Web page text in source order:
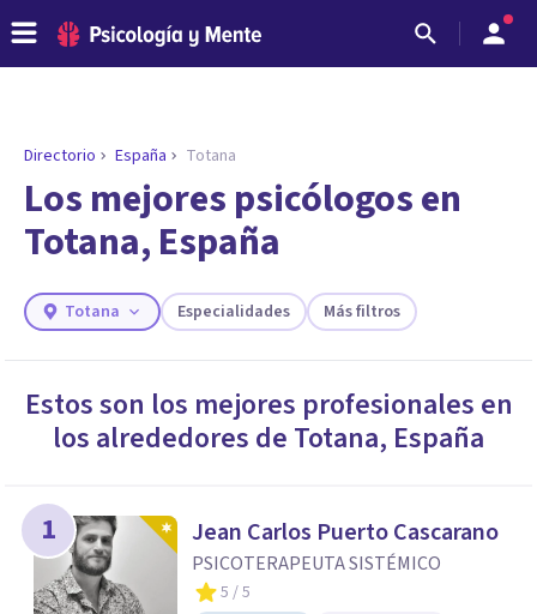
ENCONTRAR MI TERAPEUTA
¿Necesitas ayuda para encontrar el
psicólogo adecuado?
Responde a unas breves preguntas y te ofreceremos
necesidades.
Directorio España Totana
Los mejores psicólogos en
Totana, España
Totana Especialidades Más filtros
Estos son los mejores profesionales en
los alrededores de Totana, España
1 Jean Carlos Puerto Cascarano
PSICOTERAPEUTA SISTÉMICO
5 / 5